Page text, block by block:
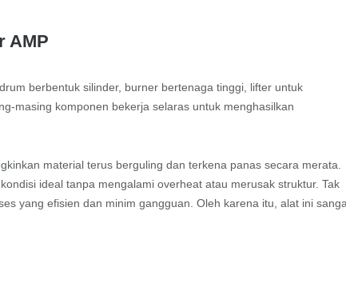
AMP
berbentuk silinder, burner bertenaga tinggi, lifter untuk
masing komponen bekerja selaras untuk menghasilkan
material terus berguling dan terkena panas secara merata.
ideal tanpa mengalami overheat atau merusak struktur. Tak
yang efisien dan minim gangguan. Oleh karena itu, alat ini